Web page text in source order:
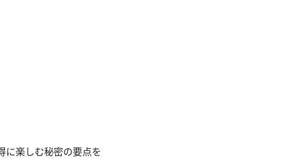
楽しむ秘密の要点を